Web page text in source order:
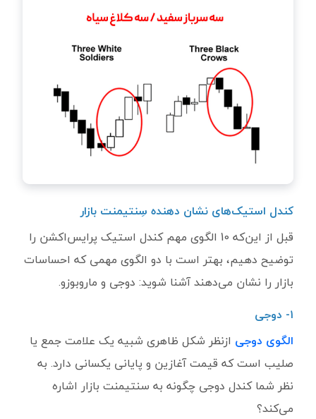
کندل استیک‌های نشان دهنده سِنتیمنت بازار
قبل از این‌که 10 الگوی مهم کندل استیک پرایس‌اکشن را
توضیح دهیم، بهتر است با دو الگوی مهمی که احساسات
بازار را نشان می‌دهند آشنا شوید: دوجی و ماروبوزو.
۱- دوجی
الگوی دوجی ازنظر شکل ظاهری شبیه یک علامت جمع یا
صلیب است که قیمت آغازین و پایانی یکسانی دارد. به
نظر شما کندل دوجی چگونه به سنتیمنت بازار اشاره
می‌کند؟